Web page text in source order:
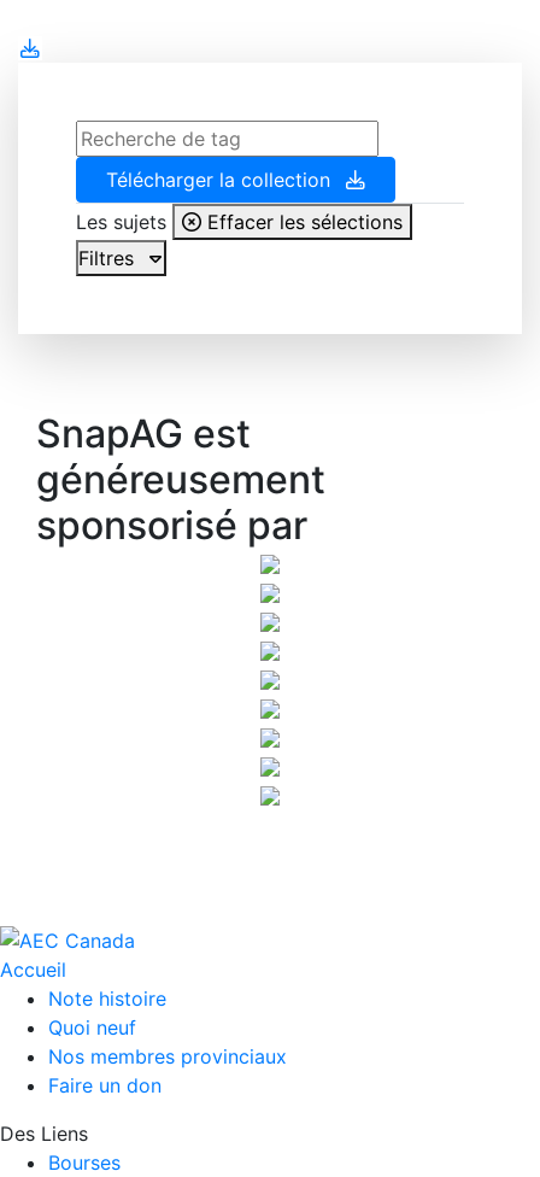
Télécharger la collection
Les sujets
Effacer les sélections
Filtres
SnapAG est
généreusement
sponsorisé par
Accueil
Note histoire
Quoi neuf
Nos membres provinciaux
Faire un don
Des Liens
Bourses